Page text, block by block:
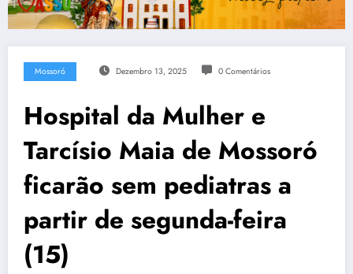
Mossoró Dezembro 13, 2025 0 Comentários
Hospital da Mulher e
Tarcísio Maia de Mossoró
ficarão sem pediatras a
partir de segunda-feira
(15)